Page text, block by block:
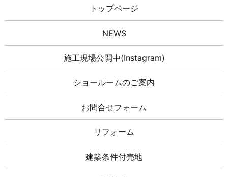
トップページ
NEWS
施工現場公開中(Instagram)
ショールームのご案内
お問合せフォーム
リフォーム
建築条件付売地